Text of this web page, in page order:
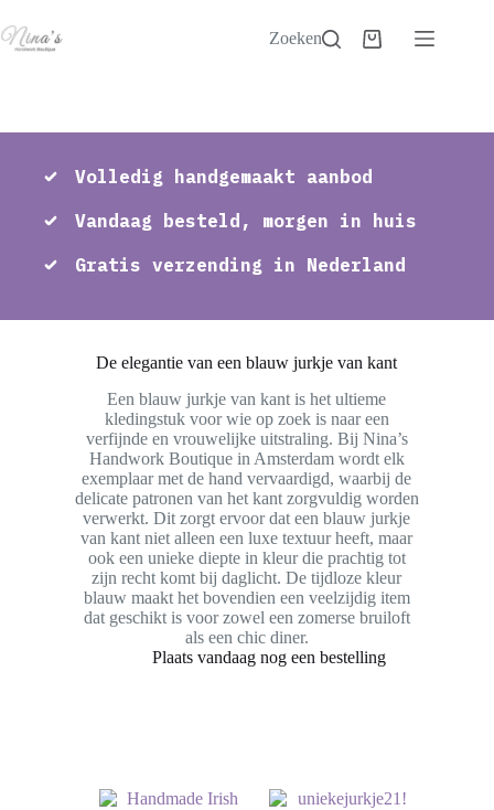
Zoeken
Volledig handgemaakt aanbod
Vandaag besteld, morgen in huis
Gratis verzending in Nederland
De elegantie van een blauw jurkje van kant
Een blauw jurkje van kant is het ultieme
kledingstuk voor wie op zoek is naar een
verfijnde en vrouwelijke uitstraling. Bij Nina’s
Handwork Boutique in Amsterdam wordt elk
exemplaar met de hand vervaardigd, waarbij de
delicate patronen van het kant zorgvuldig worden
verwerkt. Dit zorgt ervoor dat een blauw jurkje
van kant niet alleen een luxe textuur heeft, maar
ook een unieke diepte in kleur die prachtig tot
zijn recht komt bij daglicht. De tijdloze kleur
blauw maakt het bovendien een veelzijdig item
dat geschikt is voor zowel een zomerse bruiloft
als een chic diner.
Plaats vandaag nog een bestelling